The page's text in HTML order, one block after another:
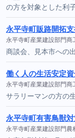
の方を対象とした利
永平寺町販路開拓
永平寺町産業建設部門商
商談会、見本市への
働く人の生活安定
永平寺町産業建設部門商
サラリーマンの方の
永平寺町有害鳥獣
永平寺町産業建設部門農